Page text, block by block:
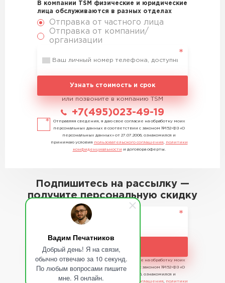
Вадим Печатников
Добрый день! Я на связи,
обычно отвечаю за 10 секунд.
По любым вопросами пишите
мне. Я онлайн.
В компании TSM физические и юридические
лица обслуживаются в разных отделах
Отправка от частного лица
Отправка от компании/
организации
Узнать стоимость и срок
или позвоните в компанию TSM
+7(495)023-49-19
Отправляя сведения, я даю свое согласие на обработку моих
персональных данных в соответствии с законом №152-ФЗ «О
персональных данных» от 27.07.2006, ознакомился и
принимаю условия пользовательского соглашения
политики
конфиденциальности и договора оферты.
Подпишитесь на рассылку —
получите персональную скидку
Отправляя сведения, я даю свое согласие на обработку моих
персональных данных в соответствии с законом №152-ФЗ «О
персональных данных» от 27.07.2006, ознакомился и
принимаю условияпользовательского соглашения политики